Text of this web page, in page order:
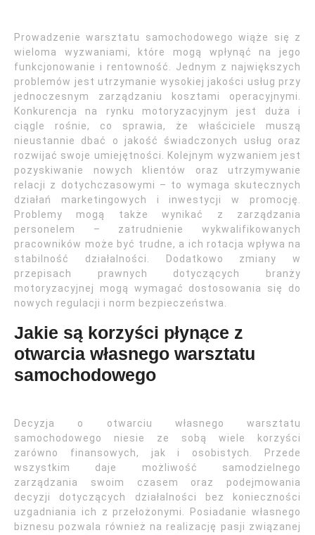
Prowadzenie warsztatu samochodowego wiąże się z
wieloma wyzwaniami, które mogą wpłynąć na jego
funkcjonowanie i rentowność. Jednym z największych
problemów jest utrzymanie wysokiej jakości usług przy
jednoczesnym zarządzaniu kosztami operacyjnymi.
Konkurencja na rynku motoryzacyjnym jest duża i
ciągle rośnie, co sprawia, że właściciele muszą
nieustannie dbać o jakość świadczonych usług oraz
rozwijać swoje umiejętności. Kolejnym wyzwaniem jest
pozyskiwanie nowych klientów oraz utrzymywanie
relacji z dotychczasowymi – to wymaga skutecznych
działań marketingowych i inwestycji w promocję.
Problemy mogą także wynikać z zarządzania
personelem – zatrudnienie wykwalifikowanych
pracowników może być trudne, a ich rotacja wpływa na
stabilność działalności. Dodatkowo zmiany w
przepisach prawnych dotyczących branży
motoryzacyjnej mogą wymagać dostosowania się do
nowych regulacji i norm bezpieczeństwa.
Jakie są korzyści płynące z
otwarcia własnego warsztatu
samochodowego
Decyzja o otwarciu własnego warsztatu
samochodowego niesie ze sobą wiele korzyści
zarówno finansowych, jak i osobistych. Przede
wszystkim daje możliwość samodzielnego
zarządzania swoim czasem oraz podejmowania
decyzji dotyczących działalności bez konieczności
uzgadniania ich z przełożonymi. Posiadanie własnego
biznesu pozwala również na realizację pasji związanej